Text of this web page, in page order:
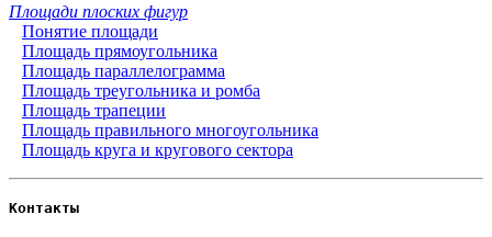
Площади плоских фигур
Понятие площади
Площадь прямоугольника
Площадь параллелограмма
Площадь треугольника и ромба
Площадь трапеции
Площадь правильного многоугольника
Площадь круга и кругового сектора
Контакты